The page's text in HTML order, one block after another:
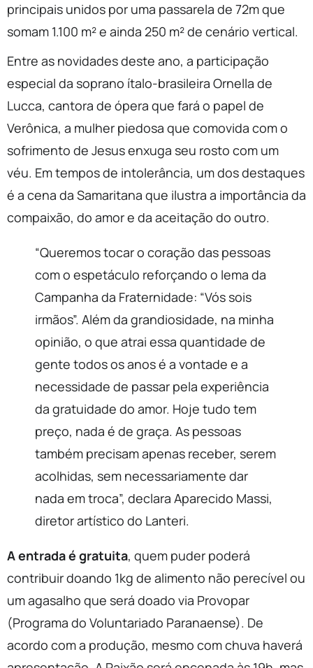
principais unidos por uma passarela de 72m que
somam 1.100 m² e ainda 250 m² de cenário vertical.
Entre as novidades deste ano, a participação
especial da soprano ítalo-brasileira Ornella de
Lucca, cantora de ópera que fará o papel de
Verônica, a mulher piedosa que comovida com o
sofrimento de Jesus enxuga seu rosto com um
véu. Em tempos de intolerância, um dos destaques
é a cena da Samaritana que ilustra a importância da
compaixão, do amor e da aceitação do outro.
“Queremos tocar o coração das pessoas
com o espetáculo reforçando o lema da
Campanha da Fraternidade: “Vós sois
irmãos”. Além da grandiosidade, na minha
opinião, o que atrai essa quantidade de
gente todos os anos é a vontade e a
necessidade de passar pela experiência
da gratuidade do amor. Hoje tudo tem
preço, nada é de graça. As pessoas
também precisam apenas receber, serem
acolhidas, sem necessariamente dar
nada em troca”, declara Aparecido Massi,
diretor artístico do Lanteri.
Aentrada é gratuita, quem puder poderá
contribuir doando 1kg de alimento não perecível ou
um agasalho que será doado via Provopar
(Programa do Voluntariado Paranaense). De
acordo com a produção, mesmo com chuva haverá